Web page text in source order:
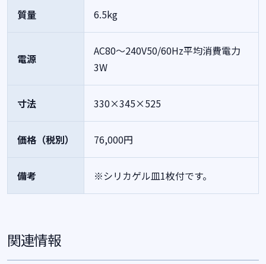
質量 6.5kg
電源
AC80～240V50/60Hz平均消費電力
3W
寸法 330×345×525
価格（税別） 76,000円
備考 ※シリカゲル皿1枚付です。
関連情報